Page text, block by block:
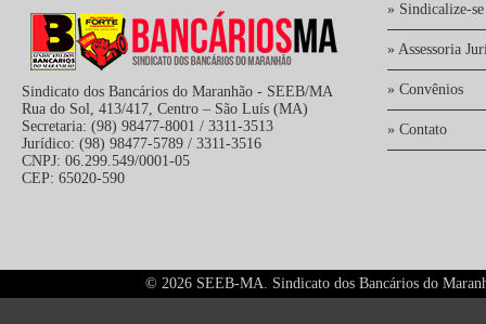
Sindicato dos Bancários do Maranhão - SEEB/MA
Rua do Sol, 413/417, Centro – São Luís (MA)
Secretaria: (98) 98477-8001 / 3311-3513
Jurídico: (98) 98477-5789 / 3311-3516
CNPJ: 06.299.549/0001-05
CEP: 65020-590
» Sindicalize-se
» Assessoria
» Convênios
» Contato
© 2026 SEEB-MA. Sindicato dos Bancários do